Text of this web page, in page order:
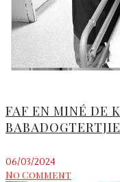
FAF EN MINÉ DE
06/03/2024
No Comment